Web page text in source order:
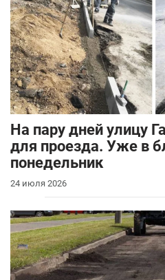
На пару дней улицу
для проезда. Уже в
понедельник
24 июля 2026